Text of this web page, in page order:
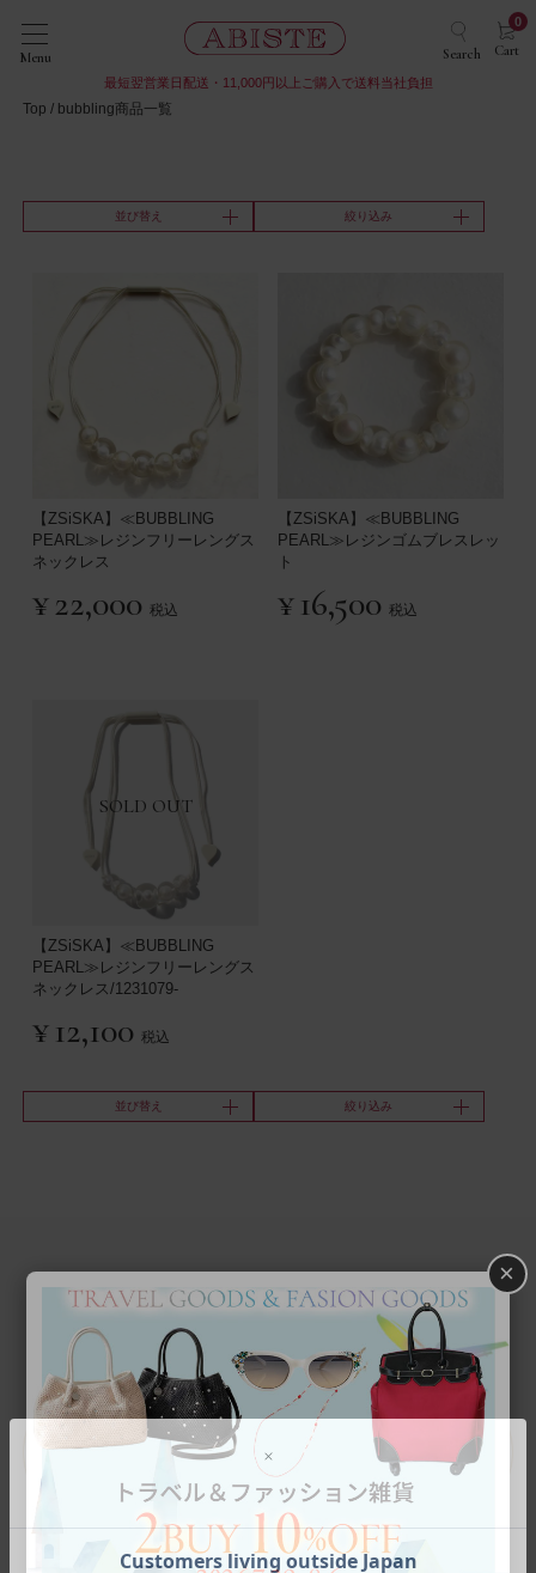
Menu Search Cart
0
最短翌営業日配送・11,000円以上ご購入で送料当社負担
Top bubbling商品一覧
並び替え 絞り込み
【ZSiSKA】≪BUBBLING
PEARL≫レジンフリーレングス
ネックレス
¥22,000 税込
【ZSiSKA】≪BUBBLING
PEARL≫レジンゴムブレスレッ
ト
¥16,500 税込
SOLD OUT
【ZSiSKA】≪BUBBLING
PEARL≫レジンフリーレングス
ネックレス/1231079-
¥12,100 税込
並び替え 絞り込み
Category ×